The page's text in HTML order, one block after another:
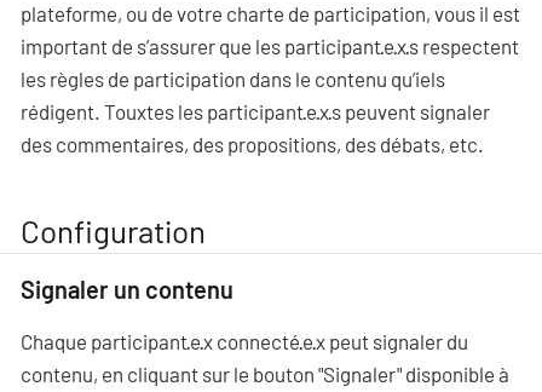
plateforme, ou de votre charte de participation, vous il est
important de s’assurer que les participant·e·x·s respectent
les règles de participation dans le contenu qu’iels
rédigent. Touxtes les participant·e·x·s peuvent signaler
des commentaires, des propositions, des débats, etc.
Configuration
Signaler un contenu
Chaque participant·e·x connecté·e·x peut signaler du
contenu, en cliquant sur le bouton "Signaler" disponible à